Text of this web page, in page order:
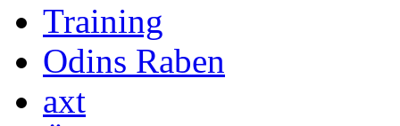
Training
Odins Raben
axt